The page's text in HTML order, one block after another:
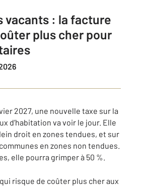
vacants : la facture
plus cher pour
2027, une nouvelle taxe sur la
d’habitation va voir le jour. Elle
droit en zones tendues, et sur
en zones non tendues.
elle pourra grimper à 50 %.
risque de coûter plus cher aux